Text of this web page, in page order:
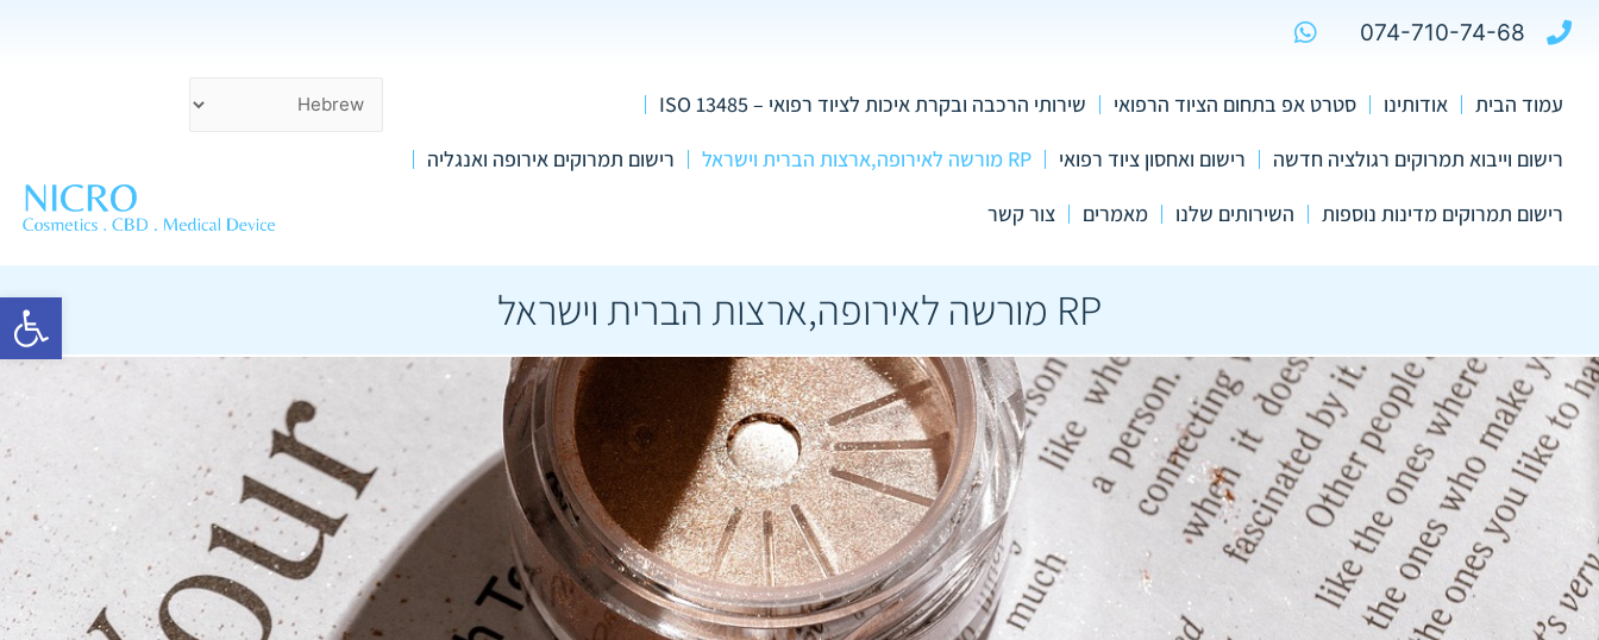
074-710-74-68
עמוד הבית אודותינו סטרט אפ בתחום הציוד הרפואי
שירותי הרכבה ובקרת איכות לציוד רפואי – ISO 13485
רישום וייבוא תמרוקים רגולציה חדשה
רישום ואחסון ציוד רפואי RP מורשה לאירופה,ארצות הברית וישראל
רישום תמרוקים אירופה ואנגליה
רישום תמרוקים מדינות נוספות
השירותים שלנו מאמרים צור קשר
RP מורשה לאירופה,ארצות הברית וישראל